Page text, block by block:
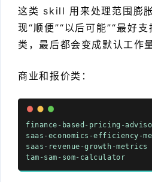
这类 skill 用来处理范围膨
现“顺便”“以后可能”“最好
类，最后都会变成默认工作量
商业和报价类：
finance-based-pricing-
saas-economics-efficiency-
saas-revenue-growth-metrics
tam-sam-som-calculator